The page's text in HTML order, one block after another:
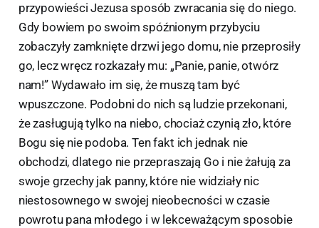
przypowieści Jezusa sposób zwracania się do niego.
Gdy bowiem po swoim spóźnionym przybyciu
zobaczyły zamknięte drzwi jego domu, nie przeprosiły
go, lecz wręcz rozkazały mu: „Panie, panie, otwórz
nam!” Wydawało im się, że muszą tam być
wpuszczone. Podobni do nich są ludzie przekonani,
że zasługują tylko na niebo, chociaż czynią zło, które
Bogu się nie podoba. Ten fakt ich jednak nie
obchodzi, dlatego nie przepraszają Go i nie żałują za
swoje grzechy jak panny, które nie widziały nic
niestosownego w swojej nieobecności w czasie
powrotu pana młodego i w lekceważącym sposobie